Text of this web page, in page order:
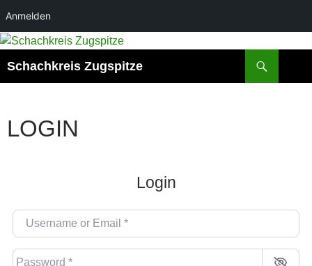
Anmelden
Schachkreis Zugspitze
LOGIN
Login
Username or Email
Password*